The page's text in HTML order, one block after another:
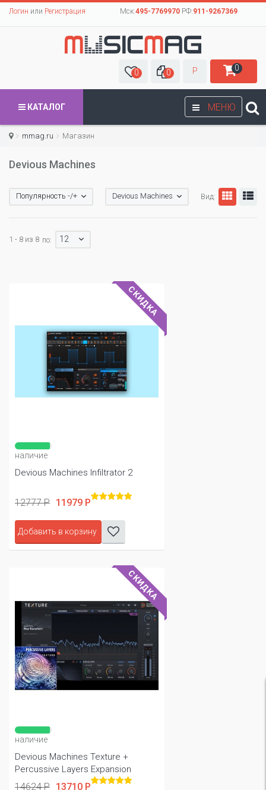
Логин или Регистрация Мск:495-7769970РФ:911-9267369
0 0 Р 0
МЕНЮ
КАТАЛОГ
mmag.ru Магазин
Devious Machines
Вид:
Популярность -/+ Devious Machines
1 - 8 из 8 по: 12
СКИДКА
наличие
Devious Machines Infiltrator 2
12777 Р 11979 Р
Добавить в корзину
СКИДКА
наличие
Devious Machines Texture +
Percussive Layers Expansion
14624 Р 13710 Р